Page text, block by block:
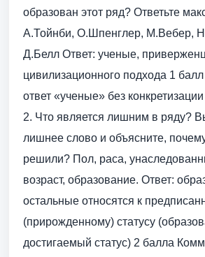
образован этот ряд? Ответьте
А.Тойнби, О.Шпенглер, М.Вебер,
Д.Белл Ответ: ученые,
цивилизационного подхода 1
ответ «ученые» без
2. Что является лишним в ряду?
лишнее слово и объясните,
решили? Пол, раса,
возраст, образование. Ответ:
остальные относятся к
(прирожденному) статусу
достигаемый статус) 2 балла